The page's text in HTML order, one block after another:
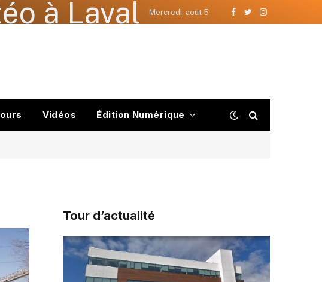
à Laval Mercredi, août 5
Facebook
TwitterInstagram
Vidéos Édition Numérique
Tour d’actualité